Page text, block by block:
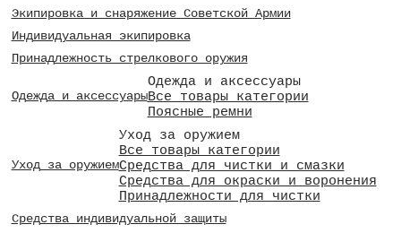
Экипировка и снаряжение Советской Армии
Индивидуальная экипировка
Принадлежность стрелкового оружия
Одежда и аксессуары
Одежда и аксессуары
Все товары категории
Поясные ремни
Уход за оружием
Уход за оружием
Все товары категории
Средства для чистки и смазки
Средства для окраски и воронения
Принадлежности для чистки
Средства индивидуальной защиты